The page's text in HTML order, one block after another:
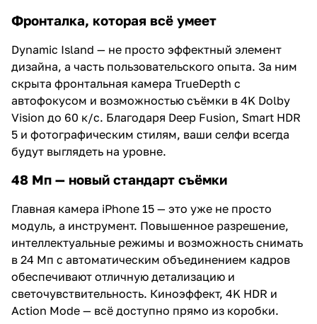
Фронталка, которая всё умеет
Dynamic Island — не просто эффектный элемент
дизайна, а часть пользовательского опыта. За ним
скрыта фронтальная камера TrueDepth с
автофокусом и возможностью съёмки в 4K Dolby
Vision до 60 к/с. Благодаря Deep Fusion, Smart HDR
5 и фотографическим стилям, ваши селфи всегда
будут выглядеть на уровне.
48 Мп — новый стандарт съёмки
Главная камера iPhone 15 — это уже не просто
модуль, а инструмент. Повышенное разрешение,
интеллектуальные режимы и возможность снимать
в 24 Мп с автоматическим объединением кадров
обеспечивают отличную детализацию и
светочувствительность. Киноэффект, 4K HDR и
Action Mode — всё доступно прямо из коробки.